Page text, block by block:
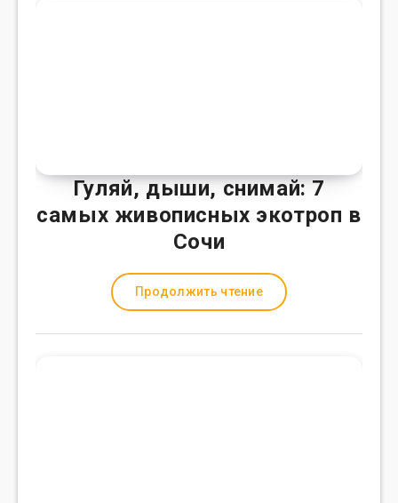
Гуляй, дыши, снимай: 7
самых живописных экотроп в
Сочи
Продолжить чтение